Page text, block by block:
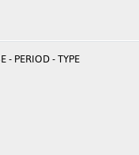
- PERIOD - TYPE